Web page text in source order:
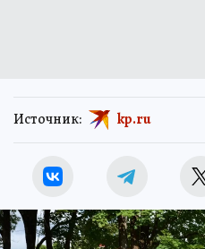
Источник: kp.ru